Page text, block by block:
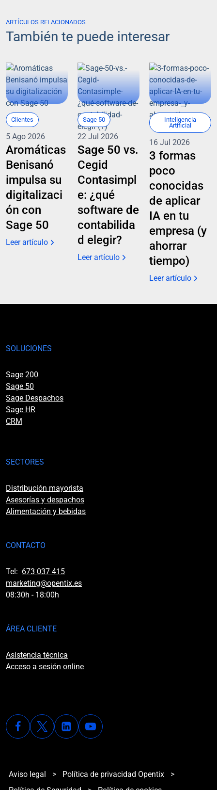
ARTÍCULOS RELACIONADOS
También te puede interesar
Clientes
5 Ago 2026
Aromáticas
Benisanó
impulsa su
digitalizaci
ón con
Sage 50
Leer artículo
Sage 50
22 Jul 2026
Sage 50 vs.
Cegid
Contasimpl
e: ¿qué
software de
contabilida
d elegir?
Leer artículo
Inteligencia
Artificial
16 Jul 2026
3 formas
poco
conocidas
de aplicar
IA en tu
empresa (y
ahorrar
tiempo)
Leer artículo
SOLUCIONES
Sage 200
Sage 50
Sage Despachos
Sage HR
CRM
SECTORES
Distribución mayorista
Asesorías y despachos
Alimentación y bebidas
CONTACTO
Tel: 673 037 415
marketing@opentix.es
08:30h - 18:00h
ÁREA CLIENTE
Asistencia técnica
Acceso a sesión online
Aviso legal > Política de privacidad Opentix
>